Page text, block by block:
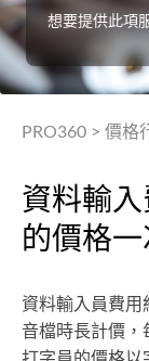
想要提供此項
PRO360 > 價格
資料輸
的價格
資料輸入員費
音檔時長計價